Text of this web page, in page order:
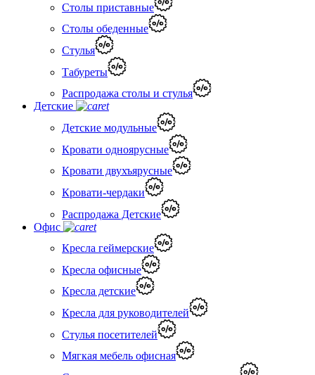
Столы приставные
Столы обеденные
Стулья
Табуреты
Распродажа столы и стулья
Детские
Детские модульные
Кровати одноярусные
Кровати двухъярусные
Кровати-чердаки
Распродажа Детские
Офис
Кресла геймерские
Кресла офисные
Кресла детские
Кресла для руководителей
Стулья посетителей
Мягкая мебель офисная